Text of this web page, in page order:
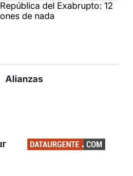
del Exabrupto: 12
de nada
Alianzas